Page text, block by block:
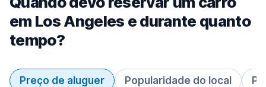
em Los Angeles e durante quanto
tempo?
Preço de aluguer Popularidade do local